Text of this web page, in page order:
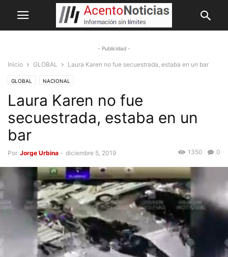
- Publicidad -
Inicio GLOBAL Laura Karen no fue secuestrada, estaba en un bar
GLOBAL NACIONAL
Laura Karen no fue
secuestrada, estaba en un
bar
Por Jorge Urbina - diciembre 5, 2019 0
1350